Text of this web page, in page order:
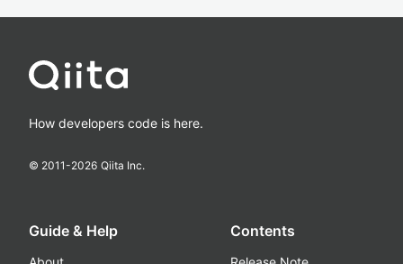
How developers code is here.
© 2011-2026 Qiita Inc.
Guide & Help Contents